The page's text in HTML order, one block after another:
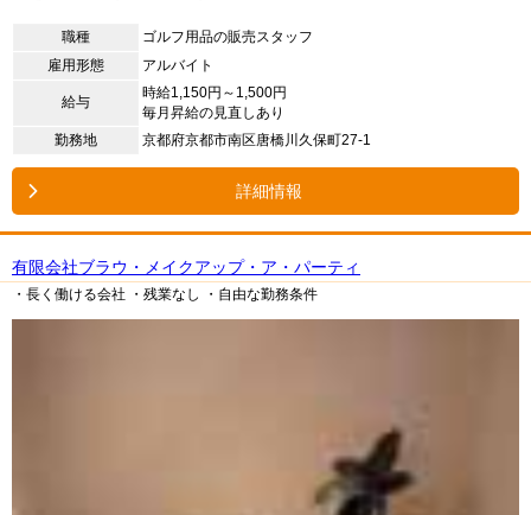
職種
ゴルフ用品の販売スタッフ
雇用形態
アルバイト
給与
時給1,150円～1,500円
毎月昇給の見直しあり
勤務地
京都府京都市南区唐橋川久保町27-1
詳細情報
有限会社ブラウ・メイクアップ・ア・パーティ
・長く働ける会社 ・残業なし ・自由な勤務条件